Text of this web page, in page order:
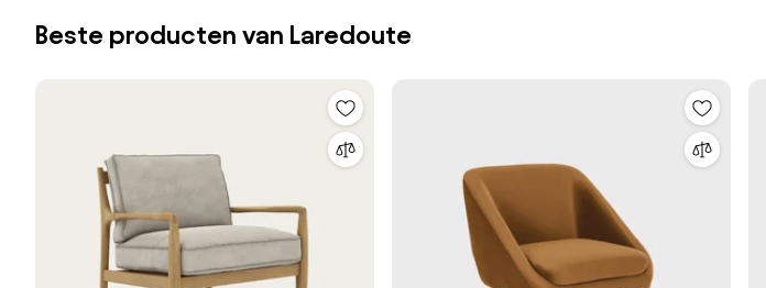
Beste producten van Laredoute